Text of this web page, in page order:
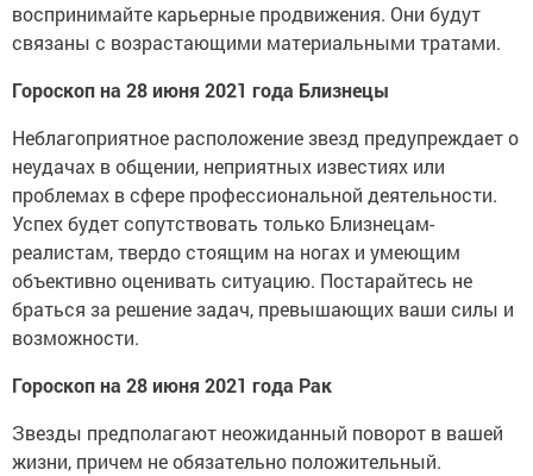
воспринимайте карьерные продвижения. Они будут
связаны с возрастающими материальными тратами.
Гороскоп на 28 июня 2021 года Близнецы
Неблагоприятное расположение звезд предупреждает о
неудачах в общении, неприятных известиях или
проблемах в сфере профессиональной деятельности.
Успех будет сопутствовать только Близнецам-
реалистам, твердо стоящим на ногах и умеющим
объективно оценивать ситуацию. Постарайтесь не
браться за решение задач, превышающих ваши силы и
возможности.
Гороскоп на 28 июня 2021 года Рак
Звезды предполагают неожиданный поворот в вашей
жизни, причем не обязательно положительный.